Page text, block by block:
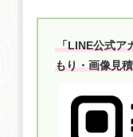
LINEが便利です。お
ちらの番号
み立て、不用品回収
常のさまざまな困り
先輩便利屋さんです
式ホームページはこ
島市に根付いた地域
勉強させて頂いてい
んクリーンアップ公
「LINE公式ア
もり・画像見